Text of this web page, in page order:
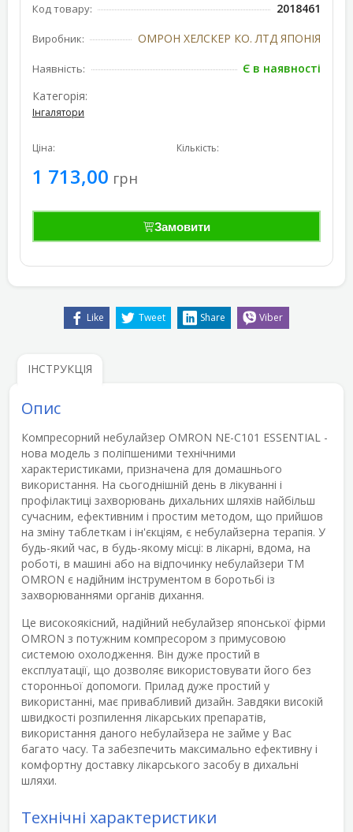
Код товару: 2018461
Виробник: ОМРОН ХЕЛСКЕР КО. ЛТД ЯПОНІЯ
Наявність:
Є в наявності
Категорія:
Інгалятори
Ціна:
1 713,00 грн
Кількість:
Замовити
Like Tweet Share Viber
ІНСТРУКЦІЯ
Опис
Компресорний небулайзер OMRON NE-C101 ESSENTIAL -
нова модель з поліпшеними технічними
характеристиками, призначена для домашнього
використання. На сьогоднішній день в лікуванні і
профілактиці захворювань дихальних шляхів найбільш
сучасним, ефективним і простим методом, що прийшов
на зміну таблеткам і ін'єкціям, є небулайзерна терапія. У
будь-який час, в будь-якому місці: в лікарні, вдома, на
роботі, в машині або на відпочинку небулайзери ТМ
OMRON є надійним інструментом в боротьбі із
захворюваннями органів дихання.
Це високоякісний, надійний небулайзер японської фірми
OMRON з потужним компресором з примусовою
системою охолодження. Він дуже простий в
експлуатації, що дозволяє використовувати його без
сторонньої допомоги. Прилад дуже простий у
використанні, має привабливий дизайн. Завдяки високій
швидкості розпилення лікарських препаратів,
використання даного небулайзера не займе у Вас
багато часу. Та забезпечить максимально ефективну і
комфортну доставку лікарського засобу в дихальні
шляхи.
Технічні характеристики